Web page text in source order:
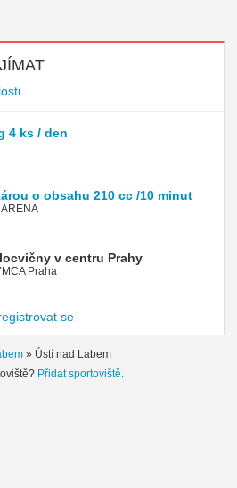
4 ks / den
o obsahu 210 cc /10 minut
v centru Prahy
Praha
se
» Ústí nad Labem
Přidat sportoviště.